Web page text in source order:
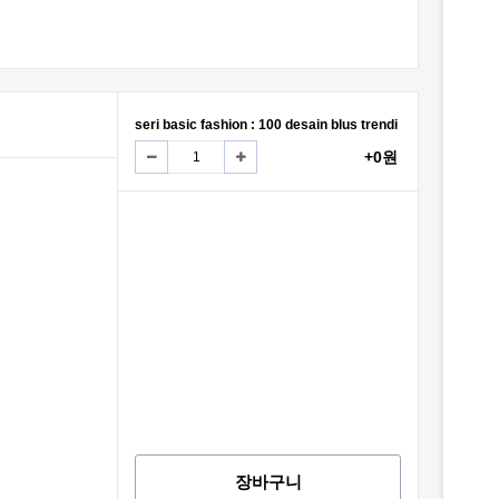
seri basic fashion : 100 desain blus trendi
+0원
장바구니